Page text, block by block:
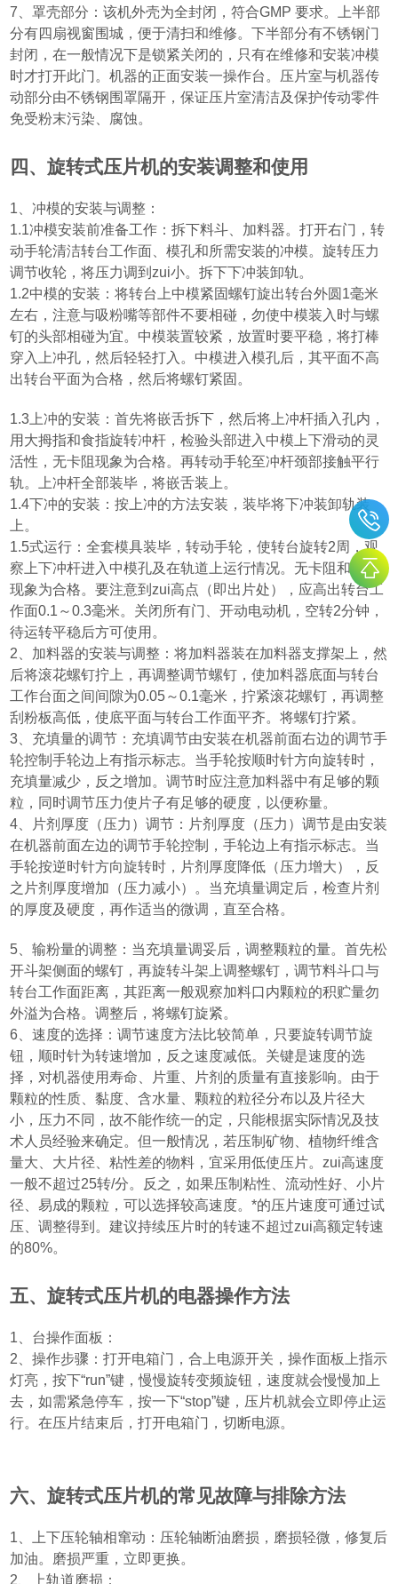
7 、罩壳部分：该机外壳为全封闭，符合GMP要求。上半部
分有四扇视窗围城，便于清扫和维修。下半部分有不锈钢门
封闭，在一般情况下是锁紧关闭的，只有在维修和安装冲模
时才打开此门。机器的正面安装一操作台。压片室与机器传
动部分由不锈钢围罩隔开，保证压片室清洁及保护传动零件
免受粉末污染、腐蚀。
四、旋转式压片机的安装调整和使用
1 、冲模的安装与调整：
1.1冲模安装前准备工作：拆下料斗、加料器。打开右门，转
动手轮清洁转台工作面、模孔和所需安装的冲模。旋转压力
调节收轮，将压力调到zui小。拆下下冲装卸轨。
1.2中模的安装：将转台上中模紧固螺钉旋出转台外圆 1毫米
左右，注意与吸粉嘴等部件不要相碰，勿使中模装入时与螺
钉的头部相碰为宜。中模装置较紧，放置时要平稳，将打棒
穿入上冲孔，然后轻轻打入。中模进入模孔后，其平面不高
出转台平面为合格，然后将螺钉紧固。
1.3 上冲的安装：首先将嵌舌拆下，然后将上冲杆插入孔内，
用大拇指和食指旋转冲杆，检验头部进入中模上下滑动的灵
活性，无卡阻现象为合格。再转动手轮至冲杆颈部接触平行
轨。上冲杆全部装毕，将嵌舌装上。
1.4下冲的安装：按上冲的方法安装，装毕将下冲装卸轨装
上。
1.5式运行：全套模具装毕，转动手轮，使转台旋转2周，观
察上下冲杆进入中模孔及在轨道上运行情况。无卡阻和碰撞
现象为合格。要注意到zui高点 （ 即出片处）
，应高出转台工
作面0.1 ～0.3毫米。关闭所有门、开动电动机，空转2分钟，
待运转平稳后方可使用。
2 、加料器的安装与调整：将加料器装在加料器支撑架上，然
后将滚花螺钉拧上，再调整调节螺钉，使加料器底面与转台
工作台面之间间隙为0.05～0.1毫米，拧紧滚花螺钉，再调整
刮粉板高低，使底平面与转台工作面平齐。将螺钉拧紧。
3 、充填量的调节：充填调节由安装在机器前面右边的调节手
轮控制手轮边上有指示标志。当手轮按顺时针方向旋转时，
充填量减少，反之增加。调节时应注意加料器中有足够的颗
粒，同时调节压力使片子有足够的硬度，以便称量。
4 、片剂厚度 （压力 ）调节：片剂厚度 （压力 ）调节是由安装
在机器前面左边的调节手轮控制，手轮边上有指示标志。当
手轮按逆时针方向旋转时，片剂厚度降低 （压力增大）
，反
之片剂厚度增加 （压力减小）
。当充填量调定后，检查片剂
的厚度及硬度，再作适当的微调，直至合格。
5 、输粉量的调整：当充填量调妥后，调整颗粒的量。首先松
开斗架侧面的螺钉，再旋转斗架上调整螺钉，调节料斗口与
转台工作面距离，其距离一般观察加料口内颗粒的积贮量勿
外溢为合格。调整后，将螺钉旋紧。
6 、速度的选择：调节速度方法比较简单，只要旋转调节旋
钮，顺时针为转速增加，反之速度减低。关键是速度的选
择，对机器使用寿命、片重、片剂的质量有直接影响。由于
颗粒的性质、黏度、含水量、颗粒的粒径分布以及片径大
小，压力不同，故不能作统一的定，只能根据实际情况及技
术人员经验来确定。但一般情况，若压制矿物、植物纤维含
量大、大片径、粘性差的物料，宜采用低使压片。zui高速度
一般不超过25转/分。反之，如果压制粘性、流动性好、小片
径、易成的颗粒，可以选择较高速度。*的压片速度可通过试
压、调整得到。建议持续压片时的转速不超过zui高额定转速
的80%。
五、旋转式压片机的电器操作方法
1 、台操作面板：
2 、操作步骤：打开电箱门，合上电源开关，操作面板上指示
灯亮，按下“run”键，慢慢旋转变频旋钮，速度就会慢慢加上
去，如需紧急停车，按一下“stop”键，压片机就会立即停止运
行。在压片结束后，打开电箱门，切断电源。
六、旋转式压片机的常见故障与排除方法
1 、上下压轮轴相窜动：压轮轴断油磨损，磨损轻微，修复后
加油。磨损严重，立即更换。
2 、上轨道磨损：